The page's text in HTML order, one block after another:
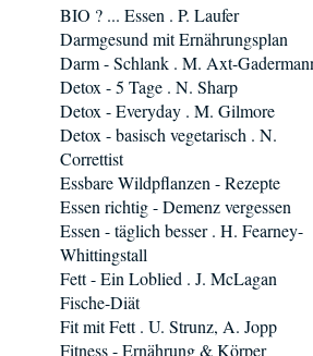
BIO ? ... Essen . P. Laufer
Darmgesund mit Ernährungsplan
Darm - Schlank . M. Axt-
Detox - 5 Tage . N. Sharp
Detox - Everyday . M. Gilmore
Detox - basisch vegetarisch . N.
Correttist
Essbare Wildpflanzen - Rezepte
Essen richtig - Demenz vergessen
Essen - täglich besser . H. Fearney-
Whittingstall
Fett - Ein Loblied . J. McLagan
Fische-Diät
Fit mit Fett . U. Strunz, A. Jopp
Fitness - Ernährung & Körper